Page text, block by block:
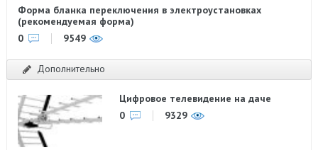
Форма бланка переключения в электроустановках
(рекомендуемая форма)
0
9549
Дополнительно
Цифровое телевидение на даче
0
9329